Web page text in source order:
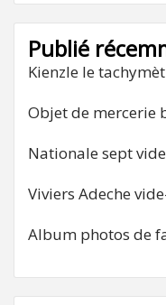
Publié
Kienzle le
Objet de mercerie
Nationale sept
Viviers Adeche
Album photos de